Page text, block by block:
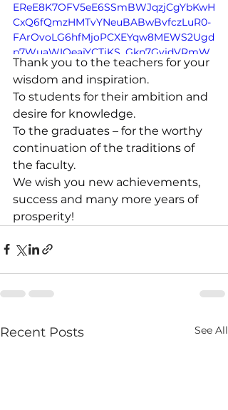
EReE8K7OFV5eE6SSmBWJqzjCgYbKwH
CxQ6fQmzHMTvYNeuBABwBvfczLuR0-
FArOvoLG6hfMjoPCXEYqw8MEWS2Ugd
p7WuaWIOeajYCTiKS_Gkn7GvjdVRmW
2puh2mhTNVY-Hvr0-
epnK1TB8qsULCSWFl1fEHQ35gh_D5QA
hIr_XTKIps&__tn__=*b0H-R
Thank you to the teachers for your
wisdom and inspiration.
To students for their ambition and
desire for knowledge.
To the graduates – for the worthy
continuation of the traditions of
the faculty.
We wish you new achievements,
success and many more years of
prosperity!
Recent Posts See All